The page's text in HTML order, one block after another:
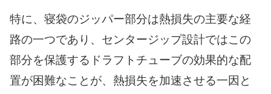
特に、寝袋のジッパー部分は熱損失の主要な経
路の一つであり、センタージップ設計ではこの
部分を保護するドラフトチューブの効果的な配
置が困難なことが、熱損失を加速させる一因と